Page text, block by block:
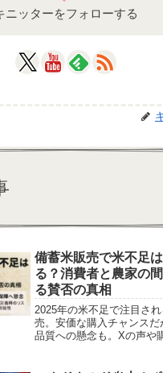
ニッターをフォローする
備蓄米販売で米不足
る？消費者と農家の
る賛否の真相
2025年の米不足で注目さ
売。安価な購入チャンスだ
品質への懸念も。Xの声や